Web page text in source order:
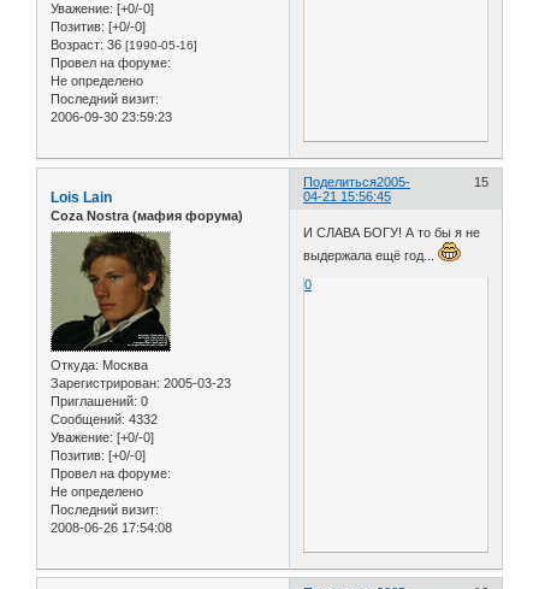
Уважение: [+0/-0]
Позитив: [+0/-0]
Возраст: 36 [1990-05-16]
Провел на форуме:
Не определено
Последний визит:
2006-09-30 23:59:23
Поделиться 15
2005-
04-21 15:56:45
Lois Lain
Coza Nostra (мафия форума)
Откуда: Москва
Зарегистрирован: 2005-03-23
Приглашений: 0
Сообщений: 4332
Уважение: [+0/-0]
Позитив: [+0/-0]
Провел на форуме:
Не определено
Последний визит:
2008-06-26 17:54:08
И СЛАВА БОГУ! А то бы я не
выдержала ещё год...
0